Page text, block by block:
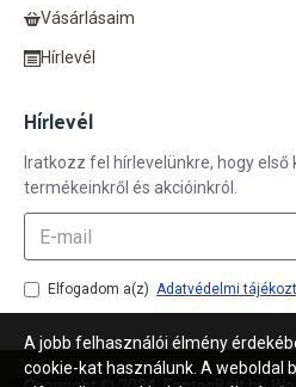
Vásárlásaim
Hírlevél
Hírlevél
Iratkozz fel hírlevelünkre, hogy
termékeinkről és akcióinkról.
Elfogadom a(z) Adatvédelmi
A jobb felhasználói élmény
cookie-kat használunk. A weboldal